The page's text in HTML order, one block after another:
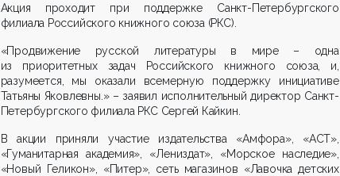
Акция проходит при поддержке Санкт-Петербургского
филиала Российского книжного союза (РКС).
«Продвижение русской литературы в мире – одна
из приоритетных задач Российского книжного союза, и,
разумеется, мы оказали всемерную поддержку инициативе
Татьяны Яковлевны.» – заявил исполнительный директор Санкт-
Петербургского филиала РКС Сергей Кайкин.
В акции приняли участие издательства «Амфора», «АСТ»,
«Гуманитарная академия», «Лениздат», «Морское наследие»,
«Новый Геликон», «Питер», сеть магазинов «Лавочка детских